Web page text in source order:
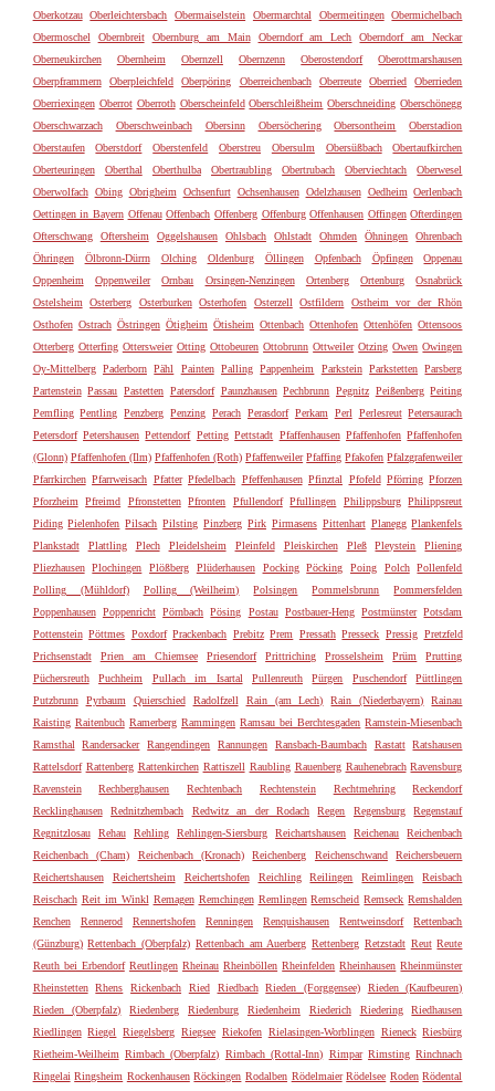
Oberkotzau
Oberleichtersbach Obermaiselstein Obermarchtal Obermeitingen
Obermichelbach
Obermoschel
Obernbreit Obernburg am Main Oberndorf am Lech
Oberndorf am Neckar
Oberneukirchen
Obernheim Obernzell Obernzenn Oberostendorf
Oberottmarshausen
Oberpframmern
Oberpleichfeld Oberpöring Oberreichenbach Oberreute Oberried
Oberrieden
Oberriexingen Oberrot Oberroth Oberscheinfeld Oberschleißheim Oberschneiding Oberschönegg
Oberschwarzach
Oberschweinbach Obersinn Obersöchering Obersontheim
Oberstadion
Oberstaufen
Oberstdorf Oberstenfeld Oberstreu Obersulm Obersüßbach
Obertaufkirchen
Oberteuringen
Oberthal Oberthulba Obertraubling Obertrubach Oberviechtach
Oberwesel
Oberwolfach Obing Obrigheim Ochsenfurt Ochsenhausen Odelzhausen Oedheim Oerlenbach
Oettingen in Bayern Offenau Offenbach Offenberg Offenburg Offenhausen Offingen Ofterdingen
Ofterschwang
Oftersheim Oggelshausen Ohlsbach Ohlstadt Ohmden Öhningen
Ohrenbach
Öhringen
Ölbronn-Dürrn Olching Oldenburg Öllingen Opfenbach Öpfingen
Oppenau
Oppenheim
Oppenweiler Ornbau Orsingen-Nenzingen Ortenberg Ortenburg
Osnabrück
Ostelsheim
Osterberg Osterburken Osterhofen Osterzell Ostfildern
Ostheim vor der Rhön
Osthofen Ostrach Östringen Ötigheim Ötisheim Ottenbach Ottenhofen Ottenhöfen Ottensoos
Otterberg Otterfing Ottersweier Otting Ottobeuren Ottobrunn Ottweiler Otzing Owen Owingen
Oy-Mittelberg Paderborn Pähl Painten Palling Pappenheim Parkstein Parkstetten Parsberg
Partenstein Passau Pastetten Patersdorf Paunzhausen Pechbrunn Pegnitz Peißenberg Peiting
Pemfling Pentling Penzberg Penzing Perach Perasdorf Perkam Perl Perlesreut Petersaurach
Petersdorf Petershausen Pettendorf Petting Pettstadt Pfaffenhausen Pfaffenhofen Pfaffenhofen
(Glonn) Pfaffenhofen (Ilm) Pfaffenhofen (Roth) Pfaffenweiler Pfaffing Pfakofen Pfalzgrafenweiler
Pfarrkirchen Pfarrweisach Pfatter Pfedelbach Pfeffenhausen Pfinztal Pfofeld Pförring Pforzen
Pforzheim
Pfreimd Pfronstetten Pfronten Pfullendorf Pfullingen Philippsburg Philippsreut
Piding Pielenhofen Pilsach Pilsting Pinzberg Pirk Pirmasens Pittenhart Planegg Plankenfels
Plankstadt
Plattling Plech Pleidelsheim Pleinfeld Pleiskirchen Pleß Pleystein
Pliening
Pliezhausen
Plochingen Plößberg Plüderhausen Pocking Pöcking Poing Polch
Pollenfeld
Polling (Mühldorf)
Polling (Weilheim) Polsingen Pommelsbrunn
Pommersfelden
Poppenhausen Poppenricht Pörnbach Pösing Postau Postbauer-Heng Postmünster Potsdam
Pottenstein Pöttmes Poxdorf Prackenbach Prebitz Prem Pressath Presseck Pressig Pretzfeld
Prichsenstadt
Prien am Chiemsee Priesendorf Prittriching Prosselsheim Prüm
Prutting
Püchersreuth
Puchheim Pullach im Isartal Pullenreuth Pürgen Puschendorf
Püttlingen
Putzbrunn
Pyrbaum Quierschied Radolfzell Rain (am Lech) Rain (Niederbayern)
Rainau
Raisting Raitenbuch Ramerberg Rammingen Ramsau bei Berchtesgaden Ramstein-Miesenbach
Ramsthal
Randersacker Rangendingen Rannungen Ransbach-Baumbach Rastatt
Ratshausen
Rattelsdorf Rattenberg Rattenkirchen Rattiszell Raubling Rauenberg Rauhenebrach Ravensburg
Ravenstein
Rechberghausen Rechtenbach Rechtenstein Rechtmehring
Reckendorf
Recklinghausen
Rednitzhembach Redwitz an der Rodach Regen Regensburg
Regenstauf
Regnitzlosau
Rehau Rehling Rehlingen-Siersburg Reichartshausen Reichenau
Reichenbach
Reichenbach (Cham)
Reichenbach (Kronach) Reichenberg Reichenschwand
Reichersbeuern
Reichertshausen
Reichertsheim Reichertshofen Reichling Reilingen Reimlingen
Reisbach
Reischach Reit im Winkl Remagen Remchingen Remlingen Remscheid Remseck Remshalden
Renchen
Rennerod Rennertshofen Renningen Renquishausen Rentweinsdorf
Rettenbach
(Günzburg) Rettenbach (Oberpfalz) Rettenbach am Auerberg Rettenberg Retzstadt Reut Reute
Reuth bei Erbendorf Reutlingen Rheinau Rheinböllen Rheinfelden Rheinhausen Rheinmünster
Rheinstetten
Rhens Rickenbach Ried Riedbach Rieden (Forggensee)
Rieden (Kaufbeuren)
Rieden (Oberpfalz)
Riedenberg Riedenburg Riedenheim Riederich Riedering
Riedhausen
Riedlingen Riegel Riegelsberg Riegsee Riekofen Rielasingen-Worblingen Rieneck Riesbürg
Rietheim-Weilheim Rimbach (Oberpfalz) Rimbach (Rottal-Inn) Rimpar Rimsting Rinchnach
Ringelai Ringsheim Rockenhausen Röckingen Rodalben Rödelmaier Rödelsee Roden Rödental